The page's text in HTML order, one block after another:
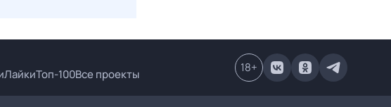
ЛайкиТоп-100Все проекты 18+